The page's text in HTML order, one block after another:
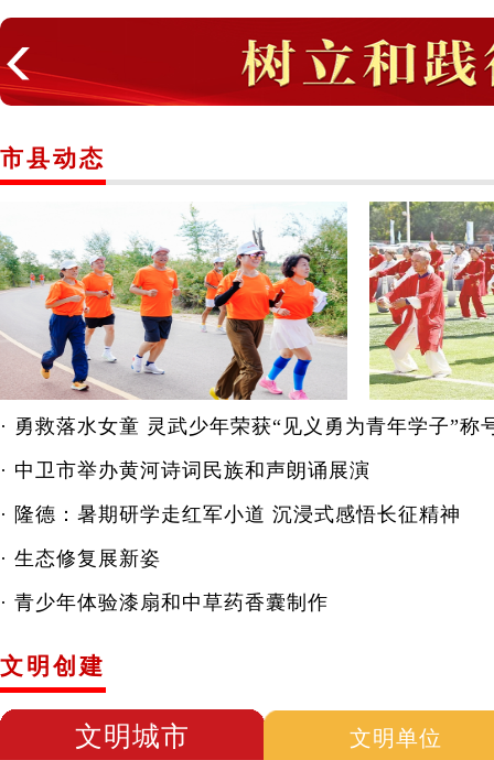
市县动态
· 勇救落水女童 灵武少年荣获“见义勇为青年学子”称
· 中卫市举办黄河诗词民族和声朗诵展演
· 隆德：暑期研学走红军小道 沉浸式感悟长征精神
· 生态修复展新姿
· 青少年体验漆扇和中草药香囊制作
文明创建
文明城市 文明单位